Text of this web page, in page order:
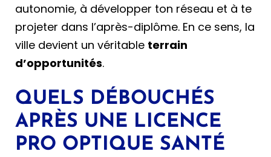
autonomie, à développer ton réseau et à te
projeter dans l’après-diplôme. En ce sens, la
ville devient un véritable terrain
d’opportunités.
QUELS DÉBOUCHÉS
APRÈS UNE LICENCE
PRO OPTIQUE SANTÉ